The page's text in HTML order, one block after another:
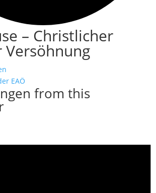
– Christlicher
Versöhnung
EAÖ
from this